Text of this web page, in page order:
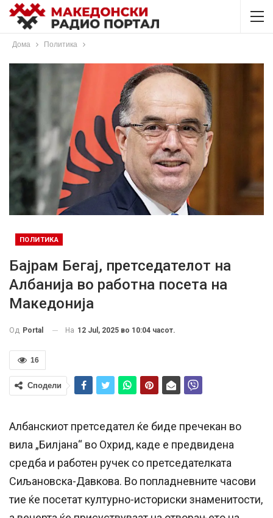
Дома Политика
ПОЛИТИКА
Бајрам Бегај, претседателот на
Албанија во работна посета на
Македонија
Од Portal На 12 Jul, 2025 во 10:04 часот.
16
Сподели
Албанскиот претседател ќе биде пречекан во
вила „Билјана“ во Охрид, каде е предвидена
средба и работен ручек со претседателката
Сиљановска-Давкова. Во попладневните часови
тие ќе посетат културно-историски знаменитости,